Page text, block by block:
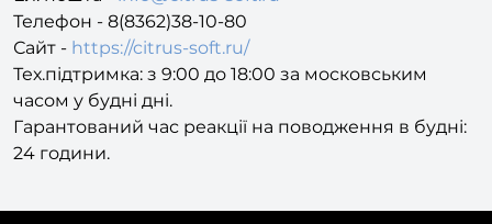
Сайт -
https://citrus-soft.ru/
Тех.підтримка: з 9:00 до 18:00 за московським
часом у будні дні.
Гарантований час реакції на поводження в будні:
24 години.
Коментарі